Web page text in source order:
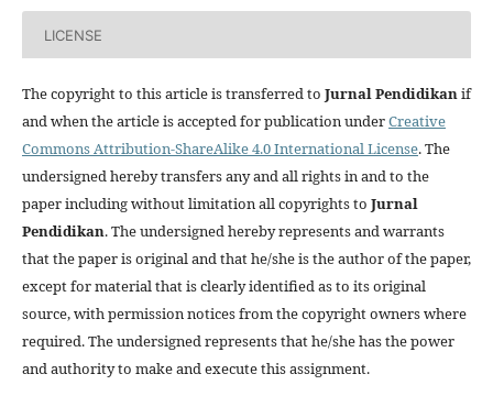
LICENSE
The copyright to this article is transferred to JurnalPendidikanif
and when the article is accepted for publication underCreative
Commons Attribution-ShareAlike 4.0 International License. The
undersigned hereby transfers any and all rights in and to the
paper including without limitation all copyrights to Jurnal
Pendidikan. The undersigned hereby represents and warrants
that the paper is original and that he/she is the author of the paper,
except for material that is clearly identified as to its original
source, with permission notices from the copyright owners where
required. The undersigned represents that he/she has the power
and authority to make and execute this assignment.